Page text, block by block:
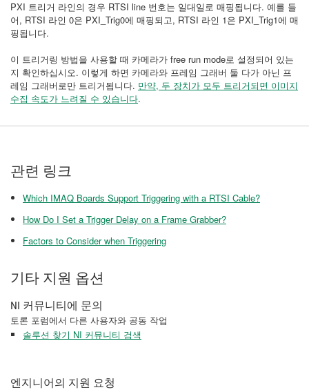
PXI 트리거 라인의 경우 RTSI line 번호는 일대일로 매핑됩니다. 예를 들
어, RTSI 라인 0은 PXI_Trig0에 매핑되고, RTSI 라인 1은 PXI_Trig1에 매
핑됩니다.
이 트리거링 방법을 사용할 때 카메라가 free run mode로 설정되어 있는
지 확인하십시오. 이렇게 하면 카메라와 프레임 그래버 둘 다가 아닌 프
레임 그래버로만 트리거됩니다. 만약, 두 장치가 모두 트리거되면 이미지
수집 속도가 느려질 수 있습니다.
관련 링크
Which IMAQ Boards Support Triggering with a RTSI Cable?
How Do I Set a Trigger Delay on a Frame Grabber?
Factors to Consider when Triggering
기타 지원 옵션
NI 커뮤니티에 문의
토론 포럼에서 다른 사용자와 공동 작업
솔루션 찾기 NI 커뮤니티 검색
엔지니어의 지원 요청